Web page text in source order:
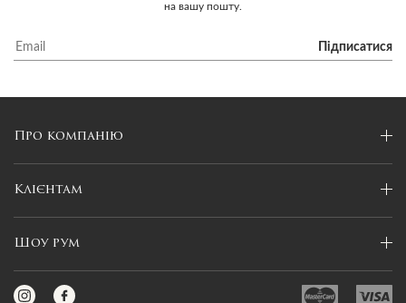
на вашу пошту.
Підписатися
Про компанію
Клієнтам
Шоу рум